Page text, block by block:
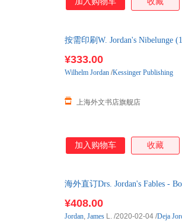
按需印刷W. Jordan's Nibelunge
¥333.00
上海外文书店旗舰店
Wilhelm Jordan /Kessinger Publishing
加入购物车 收藏
海外直订Drs. Jordan's Fables -
¥408.00
Jordan, James L. /2020-02-04 /Deja